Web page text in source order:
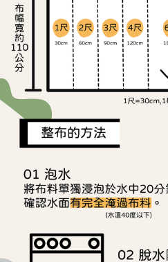
ATM／網路銀行／等多元方式進行付款，
※ 請注意：結帳手續完成當下不需立刻
購買商品的店家。未經商家同意取消之訂
後付繳納相關費用。
※ 交易是否成功請以「AFTEE先享後付
是否繳費成功／繳費後需取消欲退款等
客戶支援中心」 https://
【注意事項】
１．透過由恩沛科技股份有限公司提供
易，需依本服務之必要範圍內提供個人
權轉讓予恩沛科技股份有限公司。
https://aftee.tw/terms/#terms3
３．未成年的使用者請事先徵得法定代
「AFTEE先享後付」，若未經同意申辦
任。
４．使用「AFTEE先享後付」時，將依
時審查核予不同之上限額度；若仍有額
請求用戶進行身份認證。
５．嚴禁一人註冊多個帳號或使用他人
宅配
每筆NT$150，滿NT$1,500(含以上)
離島宅配
每筆NT$240